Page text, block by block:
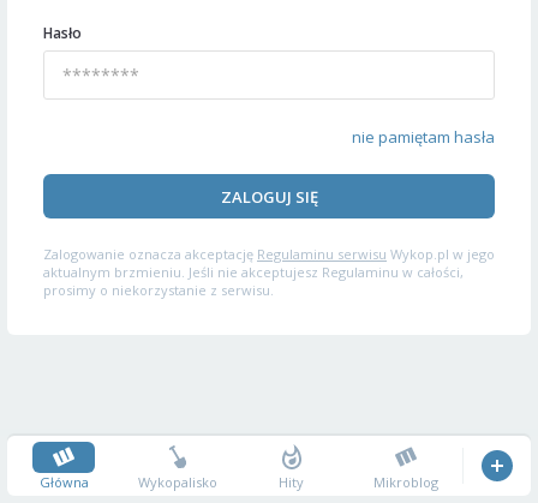
Hasło
nie pamiętam hasła
ZALOGUJ SIĘ
Zalogowanie oznacza akceptację Regulaminu serwisu Wykop.pl w jego
aktualnym brzmieniu. Jeśli nie akceptujesz Regulaminu w całości,
prosimy o niekorzystanie z serwisu.
Główna Wykopalisko Hity Mikroblog